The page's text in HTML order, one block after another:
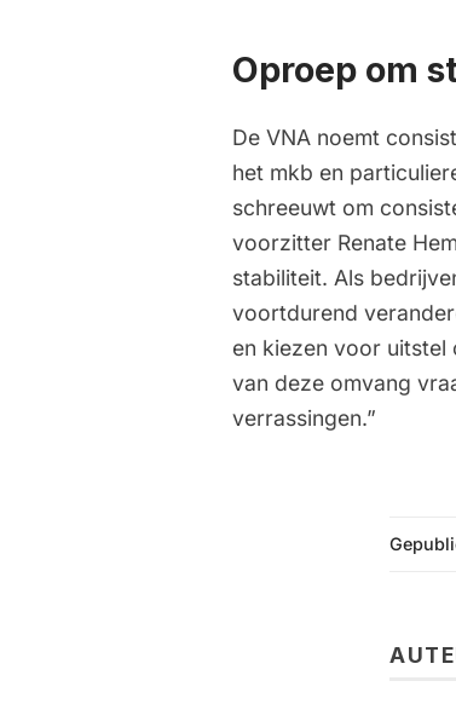
Oproep om
De VNA noemt
het mkb en
schreeuwt om
voorzitter Renate
stabiliteit. Als
voortdurend
en kiezen voor uitstel
van deze omvang
verrassingen.”